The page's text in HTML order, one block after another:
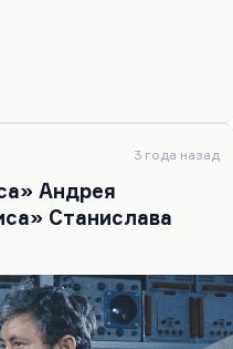
экранизация других
фильм. В романе же
Может, он
фантомов (даже
потому что он всё-
Может, Океан
одолжение,
3 года назад
Андрея
Станислава